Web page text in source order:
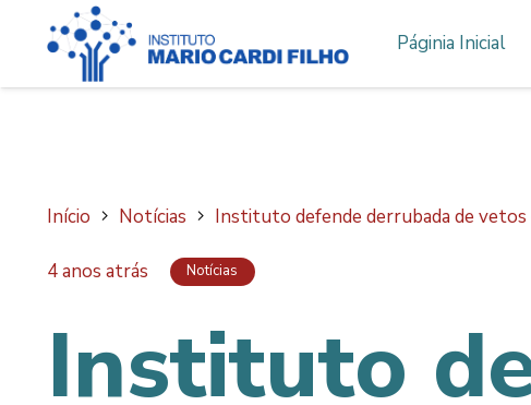
Páginia Inicial
Início Notícias Instituto defende derrubada de
4 anos atrás Notícias
Instituto